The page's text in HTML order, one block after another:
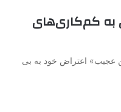
به کم‌کاری‌های
عجیب» اعتراض خود به بی